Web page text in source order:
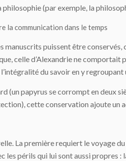
(par exemple, la
la communication dans le temps
manuscrits puissent être
celle d’Alexandrie ne
du savoir en y
(un papyrus se corrompt en deux
cette conservation ajoute un
La première requiert le voyage du
les périls qui lui sont aussi propres :